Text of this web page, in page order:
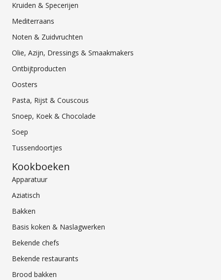
Kruiden & Specerijen
Mediterraans
Noten & Zuidvruchten
Olie, Azijn, Dressings & Smaakmakers
Ontbijtproducten
Oosters
Pasta, Rijst & Couscous
Snoep, Koek & Chocolade
Soep
Tussendoortjes
Kookboeken
Apparatuur
Aziatisch
Bakken
Basis koken & Naslagwerken
Bekende chefs
Bekende restaurants
Brood bakken